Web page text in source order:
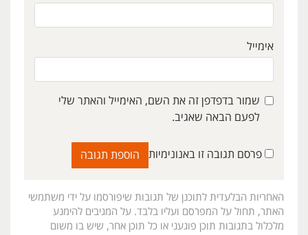
אימייל
שמור בדפדפן זה את השם, האימייל והאתר שלי
לפעם הבאה שאגיב.
פרסם תגובה זו באנונימיות
האחריות הבלעדית לתוכנן של תגובות שיפורסמו על ידי משתמשי
האתר, תחול על המפרסם ועליו בלבד. על המגיבים להימנע
מלכלול בתגובות תוכן פוגעני או כל תוכן אחר, שיש בו משום